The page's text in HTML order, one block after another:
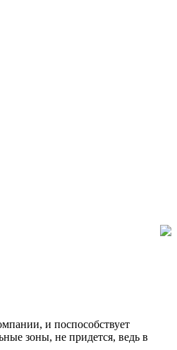
и поспособствует
зоны, не придется, ведь в